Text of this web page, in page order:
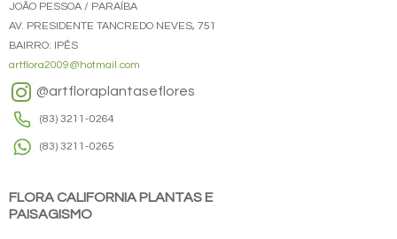
JOÃO PESSOA / PARAÍBA
AV. PRESIDENTE TANCREDO NEVES, 751
BAIRRO: IPÊS
artflora2009@hotmail.com
@artfloraplantaseflores
(83) 3211-0264
(83) 3211-0265
FLORA CALIFORNIA PLANTAS E
PAISAGISMO